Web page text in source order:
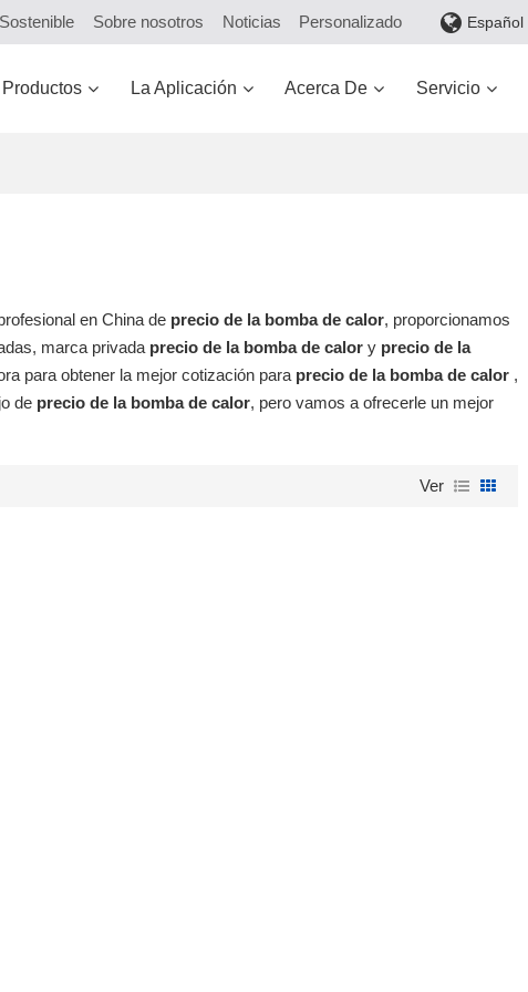
Sostenible Sobre nosotros Noticias Personalizado Español
Productos La Aplicación Acerca De Servicio
en China de precio de la bomba de calor, proporcionamos
marca privada precio de la bomba de calory precio de la
para obtener la mejor cotización para precio de la bomba de calor,
de precio de la bomba de calor, pero vamos a ofrecerle un mejor
Ver